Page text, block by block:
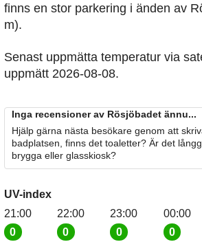
finns en stor parkering i änden av
m).
Senast uppmätta temperatur via
uppmätt 2026-08-08.
Inga recensioner av Rösjöbadet ännu...
Hjälp gärna nästa besökare genom att
badplatsen, finns det toaletter? Är det
brygga eller glasskiosk?
UV-index
21:00
0
22:00
0
23:00
0
00:00
0